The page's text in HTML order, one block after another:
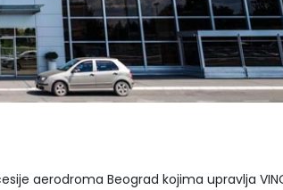
aerodroma Beograd kojima upravlja